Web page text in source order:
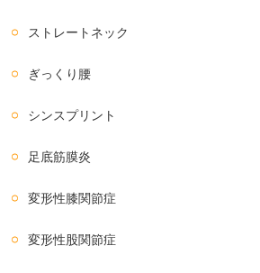
ストレートネック
ぎっくり腰
シンスプリント
足底筋膜炎
変形性膝関節症
変形性股関節症